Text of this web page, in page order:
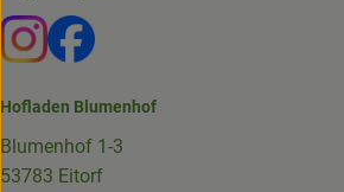
Externer Link zu https://
Externer Link zu https://
Hofladen Blumenhof
Blumenhof 1-3
53783 Eitorf